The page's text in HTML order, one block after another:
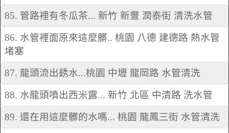
85. 管路裡有冬瓜茶... 新竹 新豐 潤泰街 清洗水管
86. 水管裡面原來這麼髒.. 桃園 八德 建德路 熱水管
堵塞
87. 龍頭流出銹水...桃園 中壢 龍岡路 水管清洗
88. 水龍頭噴出西米露... 新竹 北區 中清路 洗水管
89. 還在用這麼髒的水嗎... 桃園 龍鳳三街 水管清洗